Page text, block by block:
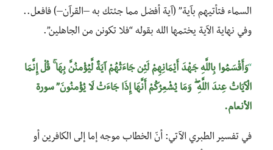
السماء فتأتيهم بآية” (آية أفضل مما جئتك به –القرآن–) فافعل..
وفي نهاية الآية يختمها الله بقوله “فلا تكونن من الجاهلين”.
“وَأَقْسَمُوا بِاللَّهِ جَهْدَ أَيْمَانِهِمْ لَئِن جَاءَتْهُمْ آيَةٌ لَّيُؤْمِنُنَّ بِهَا ۚ قُلْ إِنَّمَا
الْآيَاتُ عِندَ اللَّهِ ۖ وَمَا يُشْعِرُكُمْ أَنَّهَا إِذَا جَاءَتْ لَا يُؤْمِنُونَ” سورة
الأنعام.
في تفسير الطبري الآتي: أنّ الخطاب موجه إما إلى الكافرين أو